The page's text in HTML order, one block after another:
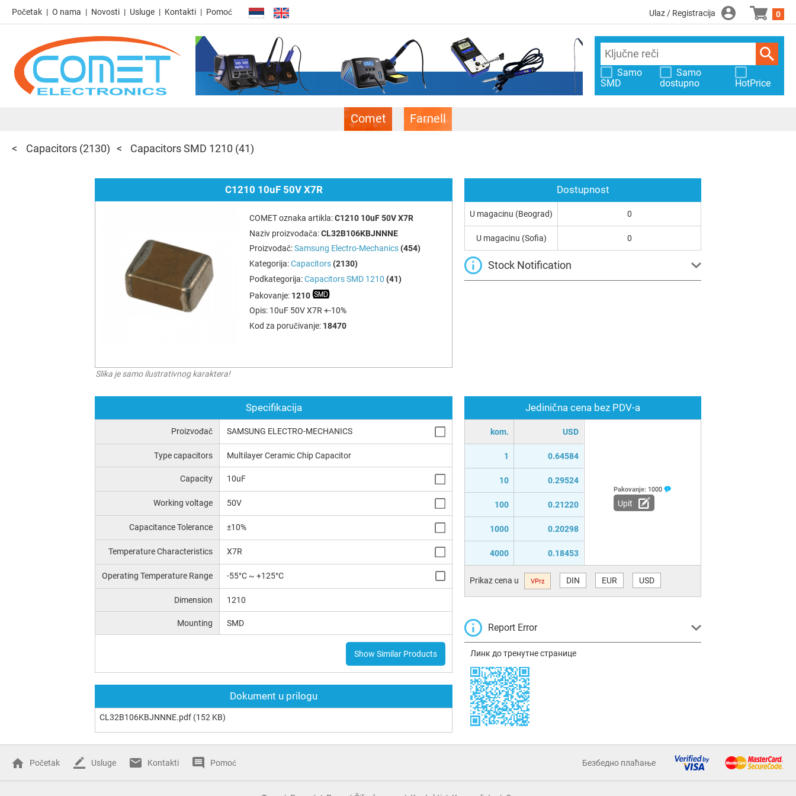
Početak O nama Novosti Usluge Kontakti Pomoć Ulaz / Registracija 0
Samo
SMD
Samo
dostupno
HotPrice
Comet Farnell
Capacitors (2130) Capacitors SMD 1210 (41)
C1210 10uF 50V X7R
COMET oznaka artikla:C1210 10uF 50V X7R
Naziv proizvođača:CL32B106KBJNNNE
Proizvođač:Samsung Electro-Mechanics (454)
Kategorija:Capacitors (2130)
Podkategorija:Capacitors SMD 1210 (41)
Pakovanje: 1210
Opis: 10uF 50V X7R +-10%
Kod za poručivanje: 18470
Slika je samo ilustrativnog karaktera!
Specifikacija
Proizvođač SAMSUNG ELECTRO-MECHANICS
Type capacitors Multilayer Ceramic Chip Capacitor
Capacity 10uF
Working voltage 50V
Capacitance Tolerance ±10%
Temperature Characteristics X7R
Operating Temperature Range -55°C ~ +125°C
Dimension 1210
Mounting SMD
Show Similar Products
Dokument u prilogu
CL32B106KBJNNNE.pdf (152 KB)
Jedinična cena bez PDV-a
kom. USD
1 0.64584
10 0.29524
100 0.21220
1000 0.20298
4000 0.18453
Pakovanje: 1000
Upit
Prikaz cena u VPrz DIN EUR USD
Report Error
Линк до тренутне странице
Dostupnost
U magacinu (Beograd) 0
U magacinu (Sofia) 0
Stock Notification
Početak Usluge Kontakti Pomoć Безбедно плаћање